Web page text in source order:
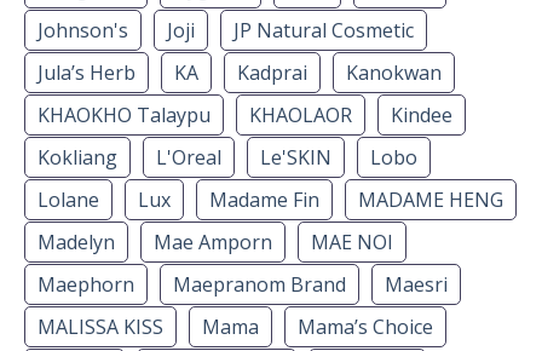
Johnson's
Joji
JP Natural Cosmetic
Jula’s Herb
KA Kadprai
Kanokwan
KHAOKHO Talaypu
KHAOLAOR
Kindee
Kokliang
L'Oreal Le'SKIN
Lobo
Lolane
Lux Madame Fin
MADAME HENG
Madelyn
Mae Amporn
MAE NOI
Maephorn
Maepranom Brand
Maesri
MALISSA KISS
Mama
Mama’s Choice